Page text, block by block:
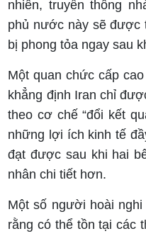
nhiên, truyền thông
phủ nước này sẽ được
bị phong tỏa ngay sau
Một quan chức cấp
khẳng định Iran chỉ
theo cơ chế “đổi kết
những lợi ích kinh tế
đạt được sau khi hai
nhân chi tiết hơn.
Một số người hoài
rằng có thể tồn tại các